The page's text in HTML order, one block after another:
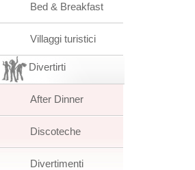
Bed & Breakfast
Villaggi turistici
Divertirti
After Dinner
Discoteche
Divertimenti